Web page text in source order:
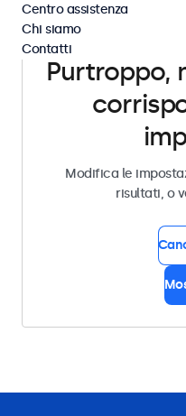
Purtroppo,
Modifica le
risultati, o
Centro assistenza
Chi siamo
Contatti